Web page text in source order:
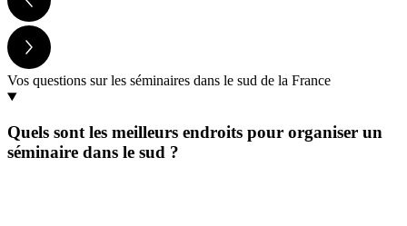
Vos questions sur les séminaires dans le sud de la France
Quels sont les meilleurs endroits pour organiser un
séminaire dans le sud ?